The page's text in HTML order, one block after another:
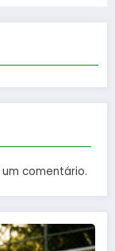
comentário.